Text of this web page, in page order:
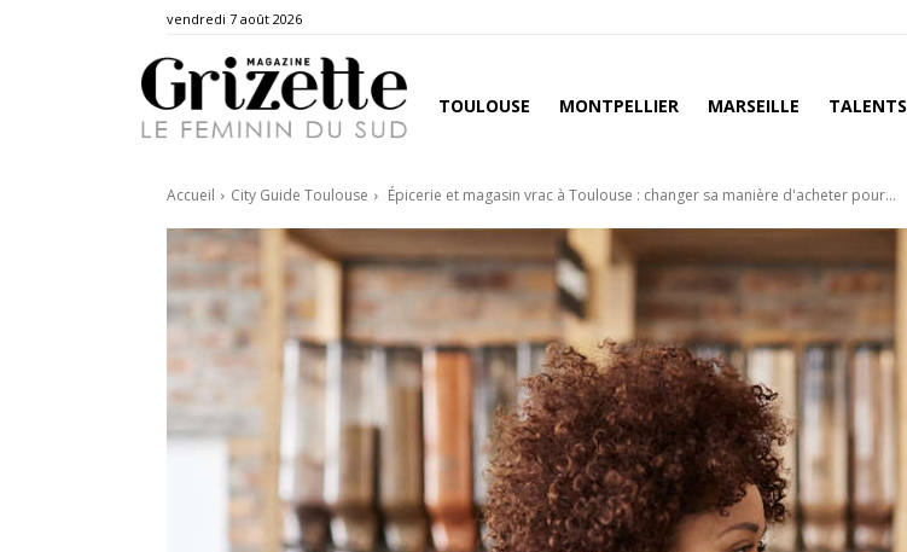
vendredi 7 août 2026
TOULOUSE MONTPELLIER MARSEILLE TALENTS
Accueil City Guide Toulouse Épicerie et magasin vrac à Toulouse : changer sa manière d'acheter pour...